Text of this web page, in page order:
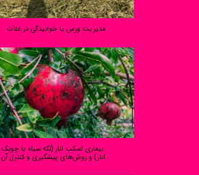
مدیریت ورس یا خوابیدگی در غلات
بیماری اسکب انار (لکه سیاه یا چوبک
انار) و روش‌های پیشگیری و کنترل آن